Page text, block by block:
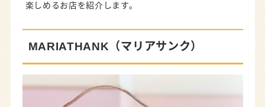
楽しめるお店を紹介します。
MARIATHANK（マリアサンク）